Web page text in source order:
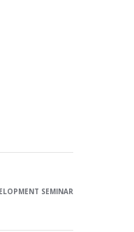
SEMINAR